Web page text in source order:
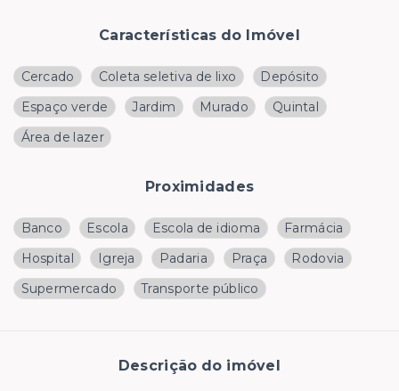
Características do Imóvel
Cercado Coleta seletiva de lixo
Depósito
Espaço verde
Jardim Murado
Quintal
Área de lazer
Proximidades
Banco Escola Escola de idioma
Farmácia
Hospital
Igreja Padaria Praça
Rodovia
Supermercado
Transporte público
Descrição do imóvel